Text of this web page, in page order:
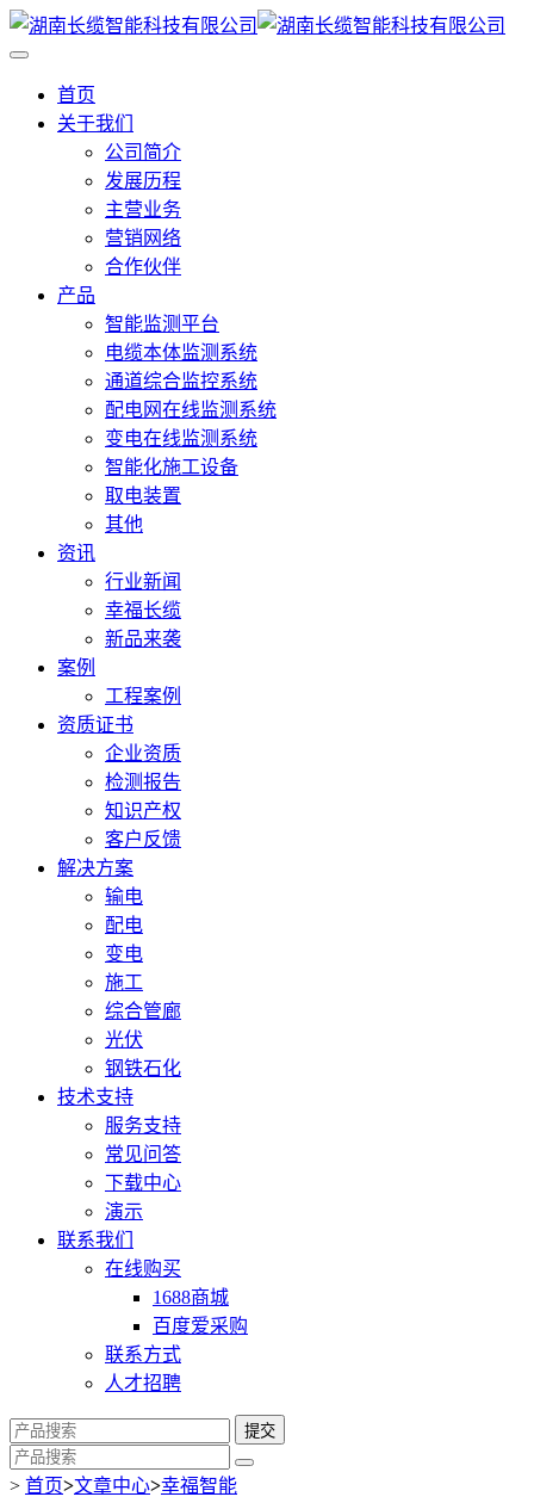
首页
关于我们
公司简介
发展历程
主营业务
营销网络
合作伙伴
产品
智能监测平台
电缆本体监测系统
通道综合监控系统
配电网在线监测系统
变电在线监测系统
智能化施工设备
取电装置
其他
资讯
行业新闻
幸福长缆
新品来袭
案例
工程案例
资质证书
企业资质
检测报告
知识产权
客户反馈
解决方案
输电
配电
变电
施工
综合管廊
光伏
钢铁石化
技术支持
服务支持
常见问答
下载中心
演示
联系我们
在线购买
1688商城
百度爱采购
联系方式
人才招聘
提交
> 首页>文章中心>幸福智能